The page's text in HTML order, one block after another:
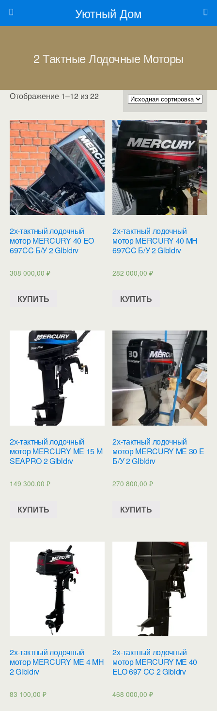
Уютный Дом
2 Тактные Лодочные Моторы
Отображение 1–12 из 22
2х-тактный лодочный
мотор MERCURY 40 EO
697CC Б/У 2 Glbldrv
308 000,00 ₽
КУПИТЬ
2х-тактный лодочный
мотор MERCURY 40 MH
697CC Б/У 2 Glbldrv
282 000,00₽
КУПИТЬ
2х-тактный лодочный
мотор MERCURY ME 15 M
SEAPRO 2 Glbldrv
149 300,00 ₽
КУПИТЬ
2х-тактный лодочный
мотор MERCURY ME 30 E
Б/У 2 Glbldrv
270 800,00₽
КУПИТЬ
2х-тактный лодочный
мотор MERCURY ME 4 MH
2 Glbldrv
83 100,00 ₽
2х-тактный лодочный
мотор MERCURY ME 40
ELO 697 CC 2 Glbldrv
468 000,00₽